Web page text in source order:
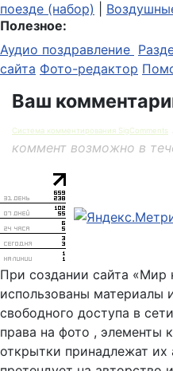
поезде (набор)
Полезное:
Аудио поздравление
сайта Фото-редактор
Ваш
Система комментирования SigComments
коммент возможно в
При создании сайта «Мир
использованы материалы
свободного доступа в
права на фото , элементы
открытки принадлежат их